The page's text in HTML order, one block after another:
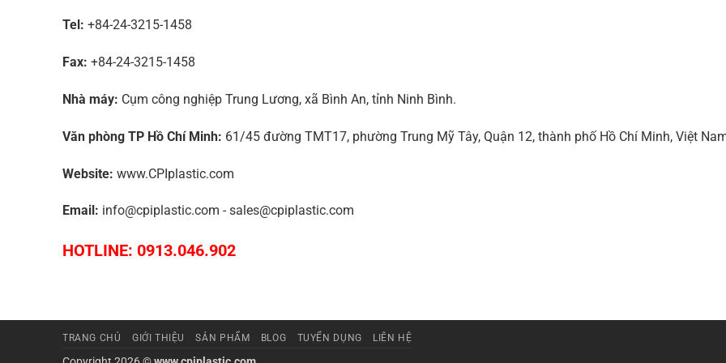
Tel: +84-24-3215-1458
Fax: +84-24-3215-1458
Nhà máy: Cụm công nghiệp Trung Lương, xã Bình An, tỉnh Ninh Bình.
Văn phòng TP Hồ Chí Minh: 61/45 đường TMT17, phường Trung Mỹ Tây, Quận 12, thành phố Hồ Chí Minh, Việt
Website: www.CPIplastic.com
Email: info@cpiplastic.com - sales@cpiplastic.com
HOTLINE: 0913.046.902
TRANG CHỦ GIỚI THIỆU SẢN PHẨM BLOG TUYỂN DỤNG LIÊN HỆ